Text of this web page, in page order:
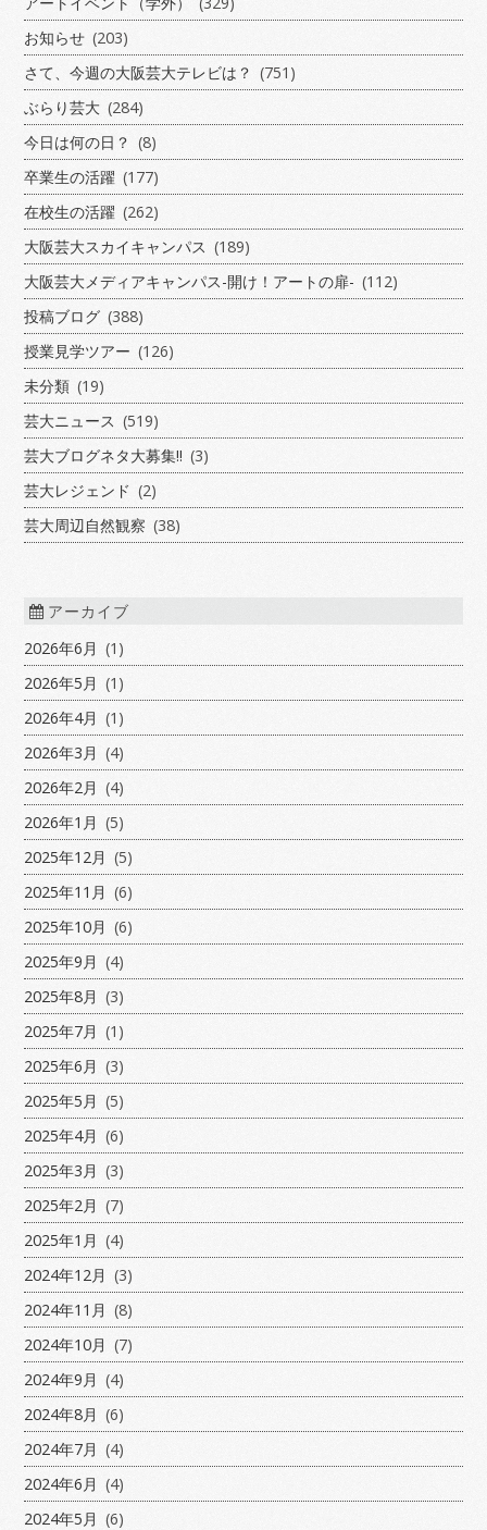
お知らせ (203)
さて、今週の大阪芸大テレビは？ (751)
ぶらり芸大 (284)
今日は何の日？ (8)
卒業生の活躍 (177)
在校生の活躍 (262)
大阪芸大スカイキャンパス (189)
大阪芸大メディアキャンパス-開け！アートの扉- (112)
投稿ブログ (388)
授業見学ツアー (126)
未分類 (19)
芸大ニュース (519)
芸大ブログネタ大募集!! (3)
芸大レジェンド (2)
芸大周辺自然観察 (38)
アーカイブ
2026年6月 (1)
2026年5月 (1)
2026年4月 (1)
2026年3月 (4)
2026年2月 (4)
2026年1月 (5)
2025年12月 (5)
2025年11月 (6)
2025年10月 (6)
2025年9月 (4)
2025年8月 (3)
2025年7月 (1)
2025年6月 (3)
2025年5月 (5)
2025年4月 (6)
2025年3月 (3)
2025年2月 (7)
2025年1月 (4)
2024年12月 (3)
2024年11月 (8)
2024年10月 (7)
2024年9月 (4)
2024年8月 (6)
2024年7月 (4)
2024年6月 (4)
2024年5月 (6)